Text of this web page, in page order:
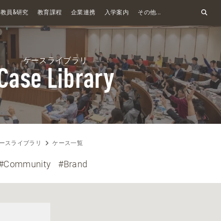
教員&研究 教育課程 企業連携 入学案内 その他...
ケースライブラリ
Library
スライブラリ ケース一覧
#Brand